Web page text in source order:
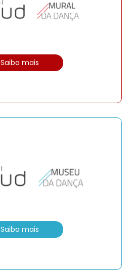
Saiba mais
Saiba mais